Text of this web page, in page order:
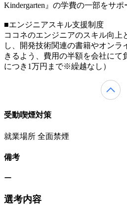
Kindergarten』の学費の一部をサポ
■エンジニアスキル支援制度
ココネのエンジニアのスキル向上
し、開発技術関連の書籍やオンラ
きるよう、費用の半額を会社にて
につき1万円まで※繰越なし）
受動喫煙対策
就業場所 全面禁煙
備考
ー
選考内容